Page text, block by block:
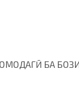
БА